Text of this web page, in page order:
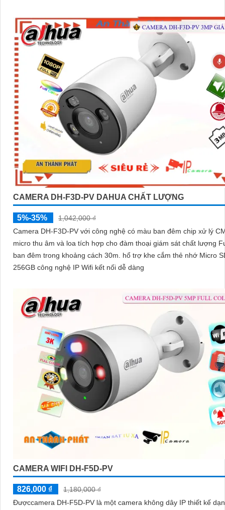
CAMERA DH-F3D-PV DAHUA CHẤT LƯỢNG
5%-35%
1,042,000 ₫
Camera DH-F3D-PV với công nghệ có màu ban đêm chip xử lý
micro thu âm và loa tích hợp cho đàm thoại giám sát chất lượng
ban đêm trong khoảng cách 30m. hổ trợ khe cắm thẻ nhớ Micro SD
256GB công nghệ IP Wifi kết nối dễ dàng
CAMERA WIFI DH-F5D-PV
826,000 ₫
1,180,000 ₫
Đượccamera DH-F5D-PV là một camera không dây IP thiết kế